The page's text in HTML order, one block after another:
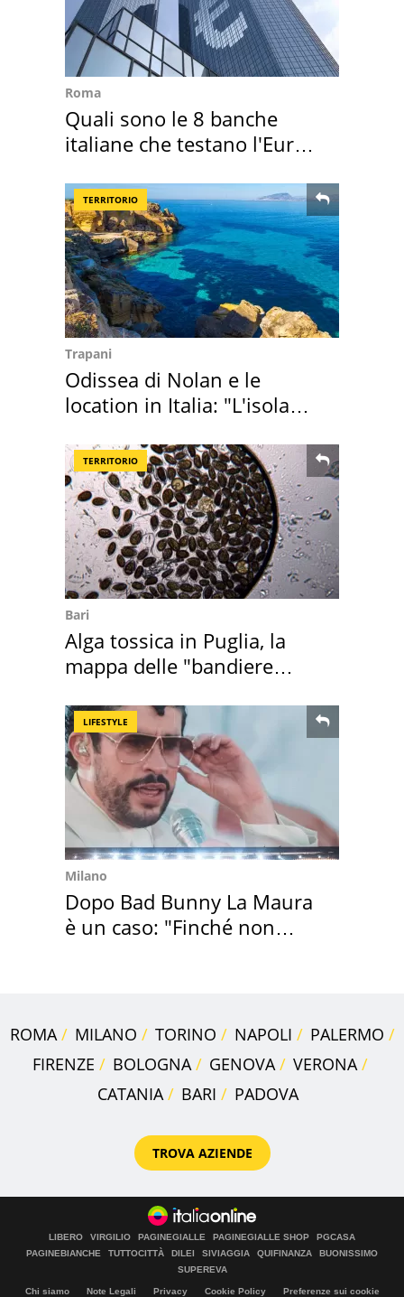
Roma
Quali sono le 8 banche
italiane che testano l'Euro
TERRITORIO
Trapani
Odissea di Nolan e le
location in Italia: "L'isola
TERRITORIO
Bari
Alga tossica in Puglia, la
mappa delle "bandiere
LIFESTYLE
Milano
Dopo Bad Bunny La Maura
è un caso: "Finché non
ROMA MILANO TORINO NAPOLI
PALERMO
FIRENZE
BOLOGNA GENOVA
VERONA
CATANIA
BARI PADOVA
TROVA AZIENDE
LIBERO VIRGILIO PAGINEGIALLE PAGINEGIALLE SHOP
PGCASA
PAGINEBIANCHE
TUTTOCITTÀ DILEI SIVIAGGIA QUIFINANZA
BUONISSIMO
SUPEREVA
Chi siamo Note Legali Privacy Cookie Policy
Preferenze sui cookie